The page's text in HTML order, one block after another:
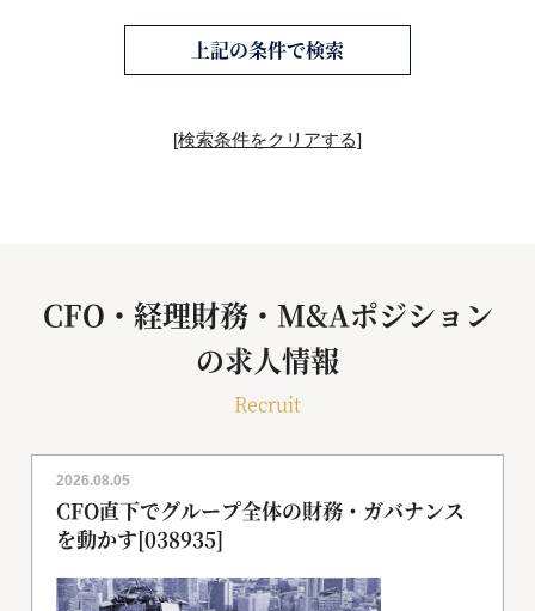
上記の条件で検索
[検索条件をクリアする]
CFO・経理財務・M&Aポジション
の求人情報
Recruit
2026.08.05
CFO直下でグループ全体の財務・ガバナンス
を動かす[038935]